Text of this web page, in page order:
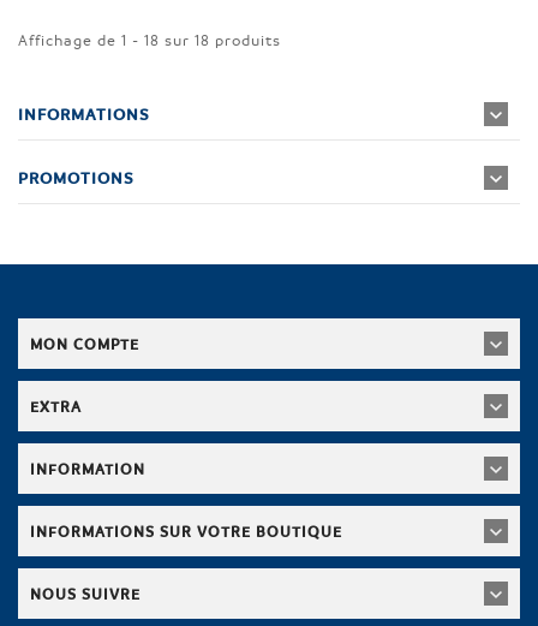
Affichage de 1 - 18 sur 18 produits
INFORMATIONS
PROMOTIONS
MON COMPTE
EXTRA
INFORMATION
INFORMATIONS SUR VOTRE BOUTIQUE
NOUS SUIVRE